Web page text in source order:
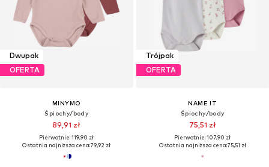
Dwupak
OFERTA
MINYMO
Śpiochy/body
89,91 zł
Pierwotnie: 119,90 zł
Ostatnia najniższa cena:79,92 zł
Trójpak
OFERTA
NAME IT
Śpiochy/body
75,51 zł
Pierwotnie: 107,90 zł
Ostatnia najniższa cena:75,51 zł